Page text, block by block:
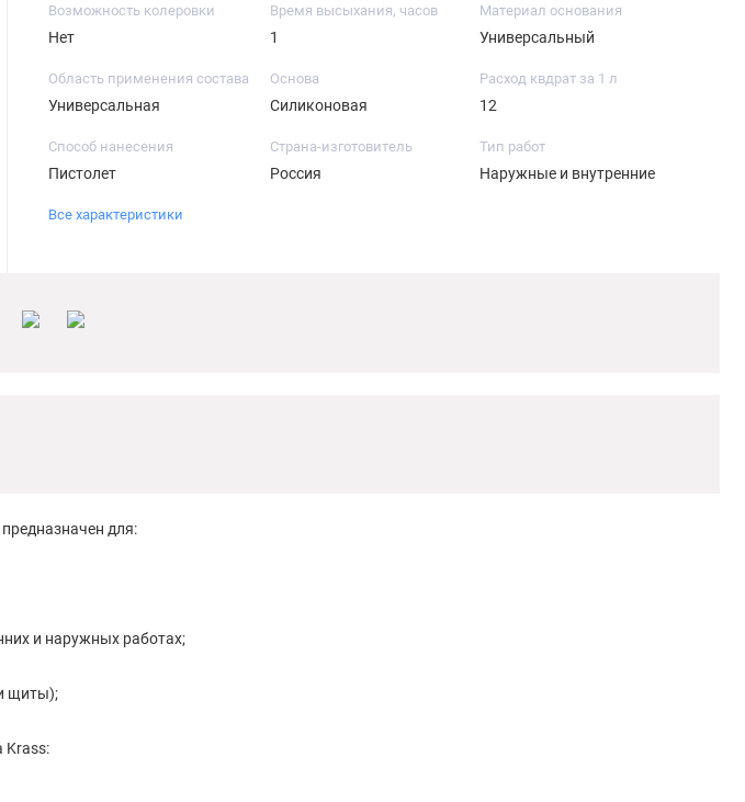
Возможность колеровки
Нет
Время высыхания, часов
1
Материал основания
Универсальный
Область применения состава
Универсальная
Основа
Силиконовая
Расход квдрат за 1 л
12
Способ нанесения
Пистолет
Страна-изготовитель
Россия
Тип работ
Наружные и внутренние
Все характеристики
для:
и наружных работах;
щиты);
Krass: